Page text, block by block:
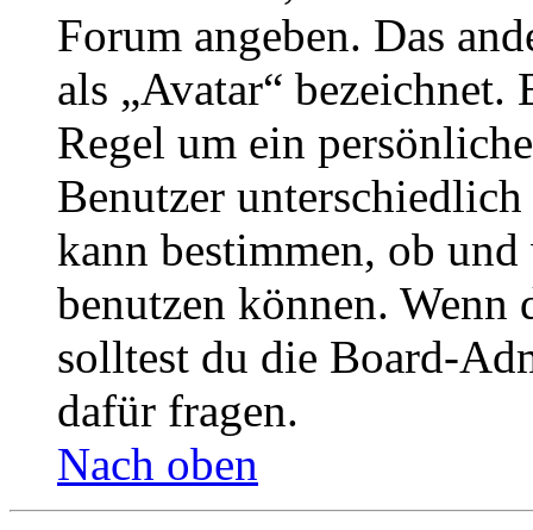
Forum angeben. Das
als „Avatar“
Regel um ein
Benutzer
kann bestimmen, ob
benutzen können. Wenn
solltest du die Board-
dafür fragen.
Nach oben